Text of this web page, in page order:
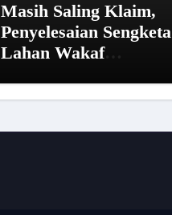
Masih Saling Klaim,
Penyelesaian Sengketa
Lahan Wakaf
Lewat Jalur Hukum